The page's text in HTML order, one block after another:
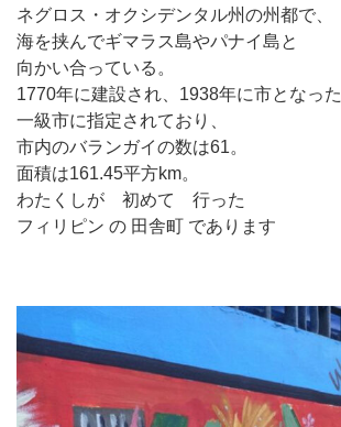
ネグロス・オクシデンタル州の州都で、
海を挟んでギマラス島やパナイ島と
向かい合っている。
1770年に建設され、1938年に市となった
一級市に指定されており、
市内のバランガイの数は61。
面積は161.45平方km。
わたくしが 初めて 行った
フィリピン の 田舎町 であります